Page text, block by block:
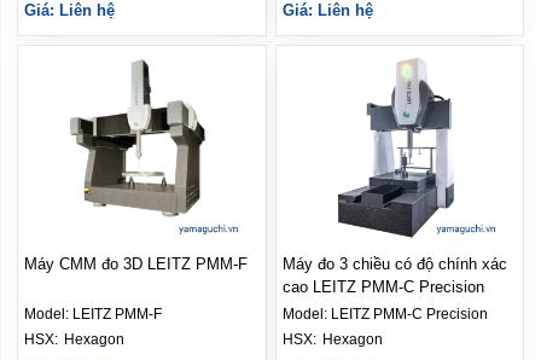
Giá: Liên hệ Giá: Liên hệ
Máy CMM đo 3D LEITZ PMM-F
Model: LEITZ PMM-F
Hexagon
Máy đo 3 chiều có độ chính xác
cao LEITZ PMM-C Precision
Model: LEITZ PMM-C Precision
HSX: Hexagon